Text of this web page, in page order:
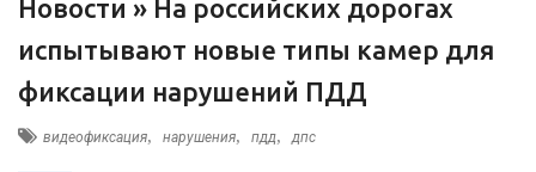
Новости » На российских дорогах
испытывают новые типы камер для
фиксации нарушений ПДД
видеофиксация, нарушения, пдд, дпс